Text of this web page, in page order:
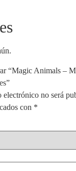
“Magic Animals –
no será
con *